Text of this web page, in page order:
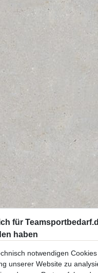
notwendigen Cookies
unserer Website zu